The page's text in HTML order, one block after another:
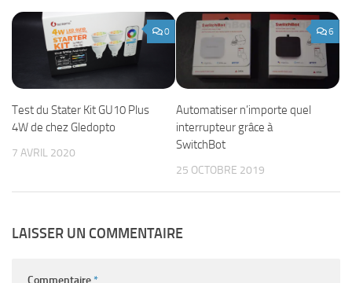
0
Test du Stater Kit GU10 Plus
4W de chez Gledopto
7 AVRIL 2020
6
Automatiser n’importe quel
interrupteur grâce à
SwitchBot
25 OCTOBRE 2019
LAISSER UN COMMENTAIRE